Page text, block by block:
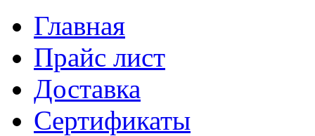
Главная
Прайс лист
Доставка
Сертификаты